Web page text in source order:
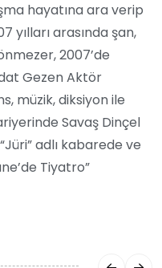
hayatına ara verip
yılları arasında şan,
2007’de
Gezen Aktör
müzik, diksiyon ile
Savaş Dinçel
adlı kabarede ve
Tiyatro”